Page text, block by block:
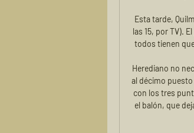
Esta tarde,
las 15, por TV).
todos tienen
Herediano no
al décimo
con los tres
el balón, que